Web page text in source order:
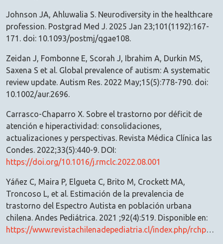
Johnson JA, Ahluwalia S. Neurodiversity in the healthcare
profession. Postgrad Med J. 2025 Jan 23;101(1192):167-
171. doi: 10.1093/postmj/qgae108.
Zeidan J, Fombonne E, Scorah J, Ibrahim A, Durkin MS,
Saxena S et al. Global prevalence of autism: A systematic
review update. Autism Res. 2022 May;15(5):778-790. doi:
10.1002/aur.2696.
Carrasco-Chaparro X. Sobre el trastorno por déficit de
atención e hiperactividad: consolidaciones,
actualizaciones y perspectivas. Revista Médica Clínica las
Condes. 2022;33(5):440-9. DOI:
https://doi.org/10.1016/j.rmclc.2022.08.001
Yáñez C, Maira P, Elgueta C, Brito M, Crockett MA,
Troncoso L, et al. Estimación de la prevalencia de
trastorno del Espectro Autista en población urbana
chilena. Andes Pediátrica. 2021 ;92(4):519. Disponible en:
https://www.revistachilenadepediatria.cl/index.php/rchped/article/view/2503